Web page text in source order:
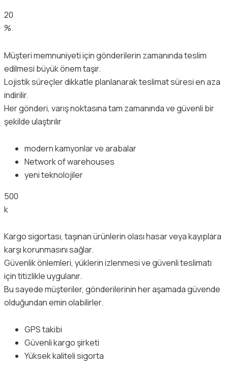
20
%
Müşteri memnuniyeti için gönderilerin zamanında teslim
edilmesi büyük önem taşır.
Lojistik süreçler dikkatle planlanarak teslimat süresi en aza
indirilir.
Her gönderi, varış noktasına tam zamanında ve güvenli bir
şekilde ulaştırılır
modern kamyonlar ve arabalar
Network of warehouses
yeni teknolojiler
500
k
Kargo sigortası, taşınan ürünlerin olası hasar veya kayıplara
karşı korunmasını sağlar.
Güvenlik önlemleri, yüklerin izlenmesi ve güvenli teslimatı
için titizlikle uygulanır.
Bu sayede müşteriler, gönderilerinin her aşamada güvende
olduğundan emin olabilirler.
GPS takibi
Güvenli kargo şirketi
Yüksek kaliteli sigorta